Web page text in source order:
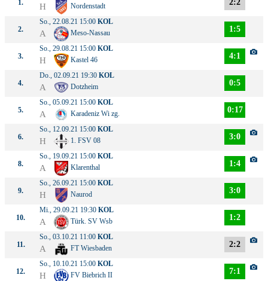
1. H Nordenstadt 2:2
2.
So., 22.08.21 15:00 KOL
A Meso-Nassau 1:5
3.
So., 29.08.21 15:00 KOL
H Kastel 46 4:1
4.
Do., 02.09.21 19:30 KOL
A Dotzheim 0:5
5.
So., 05.09.21 15:00 KOL
A Karadeniz Wi zg. 0:17
6.
So., 12.09.21 15:00 KOL
H 1. FSV 08 3:0
8.
So., 19.09.21 15:00 KOL
A Klarenthal 1:4
9.
So., 26.09.21 15:00 KOL
H Naurod 3:0
10.
Mi., 29.09.21 19:30 KOL
A Türk. SV Wsb 1:2
11.
So., 03.10.21 11:00 KOL
A FT Wiesbaden 2:2
12.
So., 10.10.21 15:00 KOL
H FV Biebrich II 7:1